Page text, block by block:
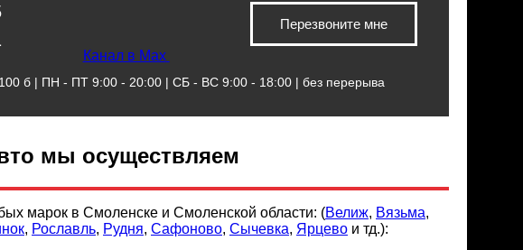
Канал в Max
Перезвоните мне
б | ПН - ПТ 9:00 - 20:00 | СБ - ВС 9:00 - 18:00 | без перерыва
мы осуществляем
марок в Смоленске и Смоленской области: (Велиж, Вязьма,
, Рославль, Рудня, Сафоново, Сычевка, Ярцево и тд.):